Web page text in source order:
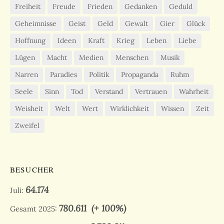
Freiheit Freude Frieden Gedanken
Geduld
Geheimnisse
Geist Geld Gewalt Gier
Glück
Hoffnung
Ideen Kraft Krieg Leben
Liebe
Lügen
Macht Medien Menschen
Musik
Narren
Paradies Politik Propaganda
Ruhm
Seele
Sinn Tod Verstand Vertrauen
Wahrheit
Weisheit
Welt Wert Wirklichkeit Wissen
Zeit
Zweifel
BESUCHER
Juli: 64.174
Gesamt 2025: 780.611(+ 100%)